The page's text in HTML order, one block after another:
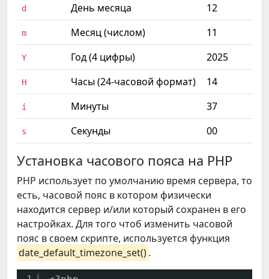
d День месяца 12
m Месяц (числом) 11
Y Год (4 цифры) 2025
H Часы (24-часовой формат) 14
i Минуты 37
s Секунды 00
Установка часового пояса на PHP
PHP использует по умолчанию время сервера, то
есть, часовой пояс в котором физически
находится сервер и/или который сохранен в его
настройках. Для того чтоб изменить часовой
пояс в своем скрипте, используется функция
date_default_timezone_set().